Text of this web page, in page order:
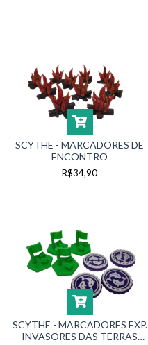
SCYTHE - MARCADORES DE
ENCONTRO
R$34,90
SCYTHE - MARCADORES EXP.
INVASORES DAS TERRAS